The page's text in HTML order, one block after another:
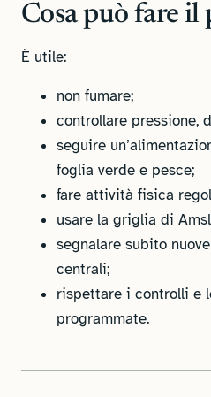
Cosa può fare il
È utile:
non fumare;
controllare pressione,
seguire
foglia verde e pesce;
fare attività fisica
usare la griglia di
segnalare subito
centrali;
rispettare i controlli e
programmate.